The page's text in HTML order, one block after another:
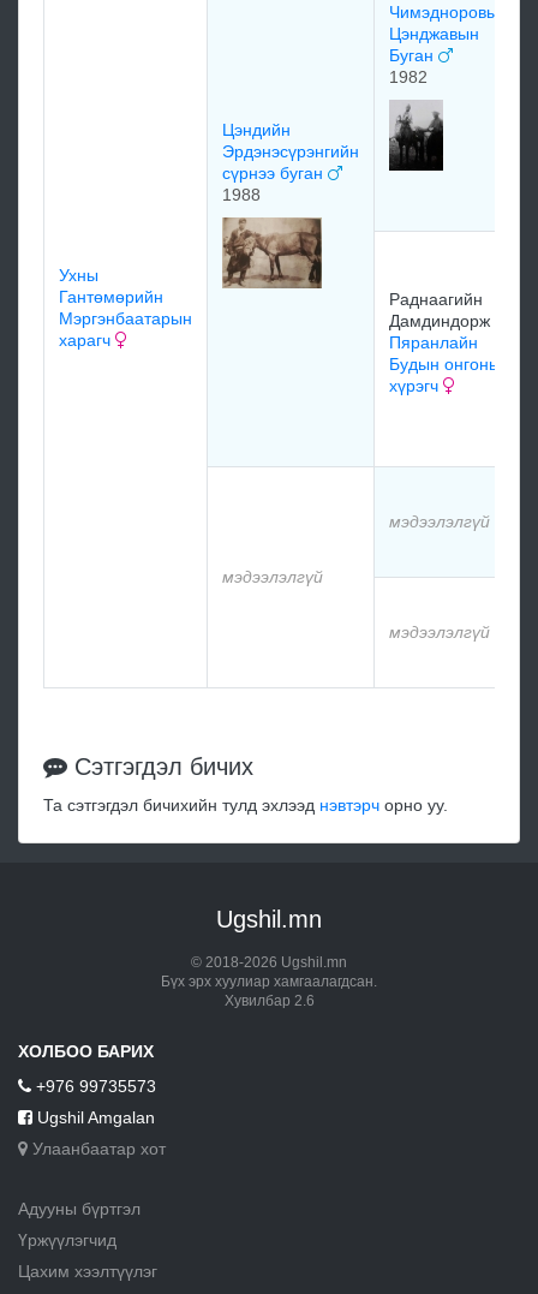
Ухны
Гантөмөрийн
Мэргэнбаатарын
харагч
Цэндийн
Эрдэнэсүрэнгийн
сүрнээ буган
1988
Чимэдноровын
Цэнджавын
Буган
1982
Раднаагийн
Дамдиндорж
Пяранлайн
Будын онгоны
хүрэгч
мэдээлэлгүй
мэдээлэлгүй
мэдээлэлгүй
Сэтгэгдэл бичих
Та сэтгэгдэл бичихийн тулд эхлээд нэвтэрч орно уу.
Ugshil.mn
© 2018-2026 Ugshil.mn
Бүх эрх хуулиар хамгаалагдсан.
Хувилбар 2.6
ХОЛБОО БАРИХ
+976 99735573
Ugshil Amgalan
Улаанбаатар хот
Адууны бүртгэл
Үржүүлэгчид
Цахим хээлтүүлэг